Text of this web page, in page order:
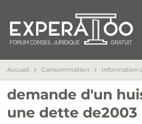
Accueil Consommation Information
demande d'un
une dette de2003